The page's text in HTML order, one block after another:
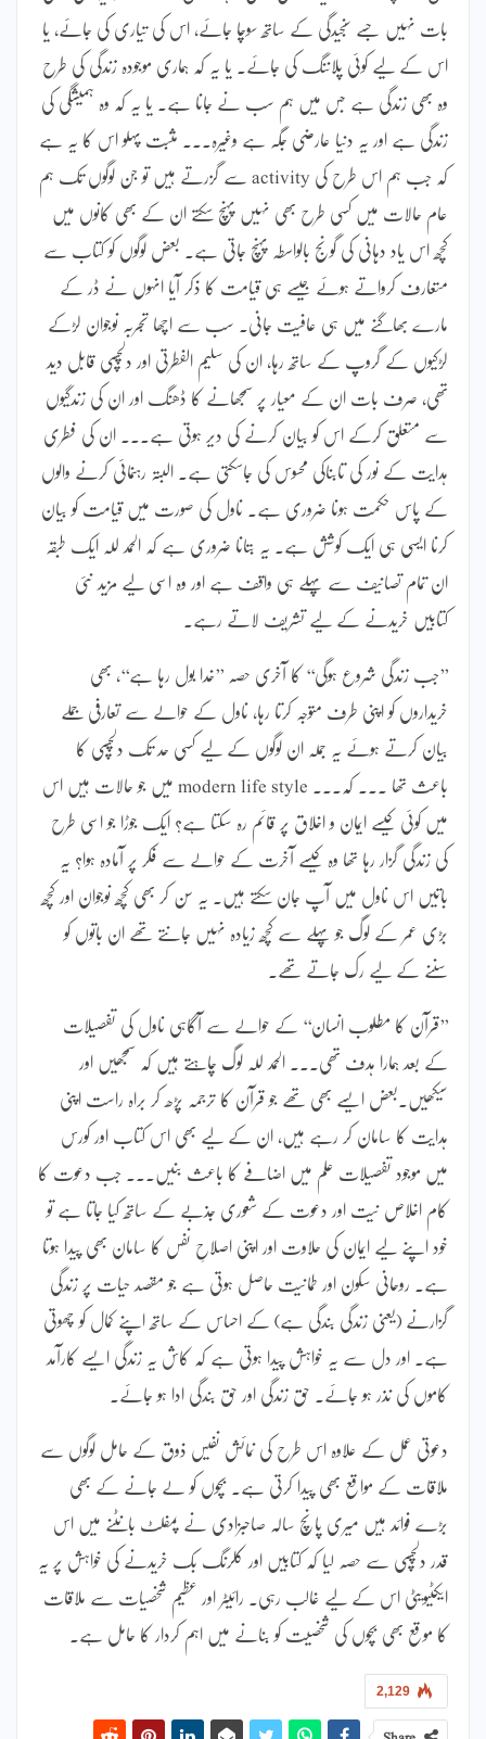
بات نہیں جسے سنجیدگی کے ساتھ سوچا جائے، اس کی تیاری کی جائے، یا
اس کے لیے کوئی پلاننگ کی جائے۔ یا یہ کہ ہماری موجودہ زندگی کی طرح
وہ بھی زندگی ہے جس میں ہم سب نے جانا ہے۔ یا یہ کہ وہ ہمیشگی کی
زندگی ہے اور یہ دنیا عارضی جگہ ہے وغیرہ۔۔۔ مثبت پہلو اس کا یہ ہے
کہ جب ہم اس طرح کی activity سے گزرتے ہیں تو جن لوگوں تک ہم
عام حالات میں کسی طرح بھی نہیں پہنچ سکتے ان کے بھی کانوں میں
کچھ اس یاد دہانی کی گونج بالواسطہ پہنچ جاتی ہے۔ بعض لوگوں کو کتاب سے
متعارف کرواتے ہوئے جیسے ہی قیامت کا ذکر آیا انہوں نے ڈر کے
مارے بھاگنے میں ہی عافیت جانی۔ سب سے اچھا تجربہ نوجوان لڑکے
لڑکیوں کے گروپ کے ساتھ رہا، ان کی سلیم الفطرتی اور دلچسپی قابل دید
تھی، صرف بات ان کے معیار پر سمجھانے کا ڈھنگ اور ان کی زندگیوں
سے متعلق کرکے اس کو بیان کرنے کی دیر ہوتی ہے۔۔۔ ان کی فطری
ہدایت کے نور کی تابناکی محسوس کی جاسکتی ہے۔ البتہ رہنمائی کرنے والوں
کے پاس حکمت ہونا ضروری ہے۔ ناول کی صورت میں قیامت کو بیان
کرنا ایسی ہی ایک کوشش ہے۔ یہ بتانا ضروری ہے کہ الحمد للہ ایک طبقہ
ان تمام تصانیف سے پہلے ہی واقف ہے اور وہ اسی لیے مزید نئی
کتابیں خریدنے کے لیے تشریف لاتے رہے۔
’’جب زندگی شروع ہوگی‘‘ کا آخری حصہ ’’خدا بول رہا ہے‘‘، بھی
خریداروں کو اپنی طرف متوجہ کرتا رہا، ناول کے حوالے سے تعارفی جملے
بیان کرتے ہوئے یہ جملہ ان لوگوں کے لیے کسی حد تک دلچسپی کا
باعث تھا ۔۔۔ کہ۔۔۔ modern life style میں جو حالات ہیں اس
میں کوئی کیسے ایمان و اخلاق پر قائم رہ سکتا ہے؟ ایک جوڑا جو اسی طرح
کی زندگی گزار رہا تھا وہ کیسے آخرت کے حوالے سے فکر پر آمادہ ہوا؟ یہ
باتیں اس ناول میں آپ جان سکتے ہیں۔ یہ سن کر بھی کچھ نوجوان اور کچھ
بڑی عمر کے لوگ جو پہلے سے کچھ زیادہ نہیں جانتے تھے ان باتوں کو
سننے کے لیے رک جاتے تھے۔
’’قرآن کا مطلوب انسان‘‘ کے حوالے سے آگاہی ناول کی تفصیلات
کے بعد ہمارا ہدف تھی۔۔۔ الحمد للہ لوگ چاہتے ہیں کہ سمجھیں اور
سیکھیں۔بعض ایسے بھی تھے جو قرآن کا ترجمہ پڑھ کر براہ راست اپنی
ہدایت کا سامان کر رہے ہیں، ان کے لیے بھی اس کتاب اور کورس
میں موجود تفصیلات علم میں اضافے کا باعث بنیں۔۔۔ جب دعوت کا
کام اخلاص نیت اور دعوت کے شعوری جذبے کے ساتھ کیا جاتا ہے تو
خود اپنے لیے ایمان کی حلاوت اور اپنی اصلاحِ نفس کا سامان بھی پیدا ہوتا
ہے۔ روحانی سکون اور طمانیت حاصل ہوتی ہے جو مقصد حیات پر زندگی
گزارنے (یعنی زندگی بندگی ہے) کے احساس کے ساتھ اپنے کمال کو چھوتی
ہے۔ اور دل سے یہ خواہش پیدا ہوتی ہے کہ کاش یہ زندگی ایسے کارآمد
کاموں کی نذر ہو جائے۔ حق زندگی اور حق بندگی ادا ہو جائے۔
دعوتی عمل کے علاوہ اس طرح کی نمائش نفیس ذوق کے حامل لوگوں سے
ملاقات کے مواقع بھی پیدا کرتی ہے۔ بچوں کو لے جانے کے بھی
بڑے فوائد ہیں میری پانچ سالہ صاحبزادی نے پمفلٹ بانٹنے میں اس
قدر دلچسپی سے حصہ لیا کہ کتابیں اور کلرنگ بک خریدنے کی خواہش پر یہ
ایکٹیویٹی اس کے لیے غالب رہی۔ رائیٹر اور عظیم شخصیات سے ملاقات
کا موقع بھی بچوں کی شخصیت کو بنانے میں اہم کردار کا حامل ہے۔
2,129
Share